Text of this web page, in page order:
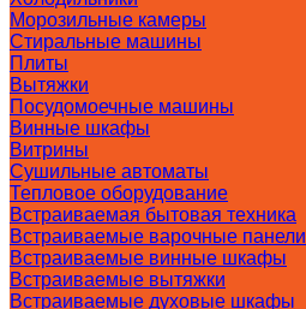
Морозильные камеры
Стиральные машины
Плиты
Вытяжки
Посудомоечные машины
Винные шкафы
Витрины
Сушильные автоматы
Тепловое оборудование
Встраиваемая бытовая техника
Встраиваемые варочные панели
Встраиваемые винные шкафы
Встраиваемые вытяжки
Встраиваемые духовые шкафы